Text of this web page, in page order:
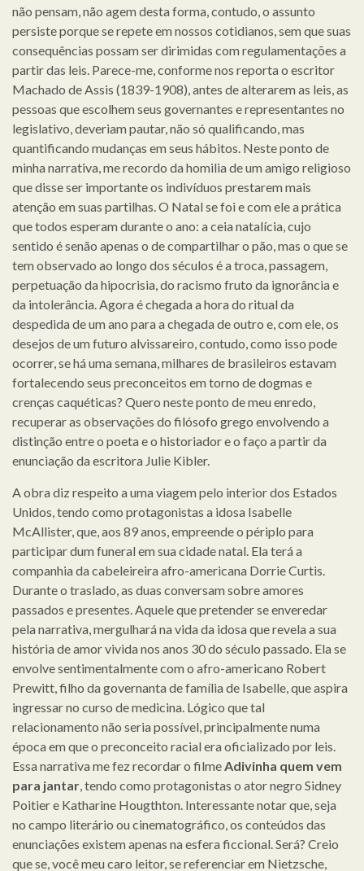
não pensam, não agem desta forma, contudo, o assunto
persiste porque se repete em nossos cotidianos, sem que suas
consequências possam ser dirimidas com regulamentações a
partir das leis. Parece-me, conforme nos reporta o escritor
Machado de Assis (1839-1908), antes de alterarem as leis, as
pessoas que escolhem seus governantes e representantes no
legislativo, deveriam pautar, não só qualificando, mas
quantificando mudanças em seus hábitos. Neste ponto de
minha narrativa, me recordo da homilia de um amigo religioso
que disse ser importante os indivíduos prestarem mais
atenção em suas partilhas. O Natal se foi e com ele a prática
que todos esperam durante o ano: a ceia natalícia, cujo
sentido é senão apenas o de compartilhar o pão, mas o que se
tem observado ao longo dos séculos é a troca, passagem,
perpetuação da hipocrisia, do racismo fruto da ignorância e
da intolerância. Agora é chegada a hora do ritual da
despedida de um ano para a chegada de outro e, com ele, os
desejos de um futuro alvissareiro, contudo, como isso pode
ocorrer, se há uma semana, milhares de brasileiros estavam
fortalecendo seus preconceitos em torno de dogmas e
crenças caquéticas? Quero neste ponto de meu enredo,
recuperar as observações do filósofo grego envolvendo a
distinção entre o poeta e o historiador e o faço a partir da
enunciação da escritora Julie Kibler.
A obra diz respeito a uma viagem pelo interior dos Estados
Unidos, tendo como protagonistas a idosa Isabelle
McAllister, que, aos 89 anos, empreende o périplo para
participar dum funeral em sua cidade natal. Ela terá a
companhia da cabeleireira afro-americana Dorrie Curtis.
Durante o traslado, as duas conversam sobre amores
passados e presentes. Aquele que pretender se enveredar
pela narrativa, mergulhará na vida da idosa que revela a sua
história de amor vivida nos anos 30 do século passado. Ela se
envolve sentimentalmente com o afro-americano Robert
Prewitt, filho da governanta de família de Isabelle, que aspira
ingressar no curso de medicina. Lógico que tal
relacionamento não seria possível, principalmente numa
época em que o preconceito racial era oficializado por leis.
Essa narrativa me fez recordar o filme Adivinha quem vem
para jantar , tendo como protagonistas o ator negro Sidney
Poitier e Katharine Hougthton. Interessante notar que, seja
no campo literário ou cinematográfico, os conteúdos das
enunciações existem apenas na esfera ficcional. Será? Creio
que se, você meu caro leitor, se referenciar em Nietzsche,